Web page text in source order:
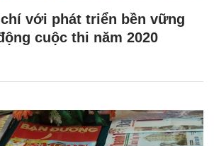
với phát triển bền vững
cuộc thi năm 2020